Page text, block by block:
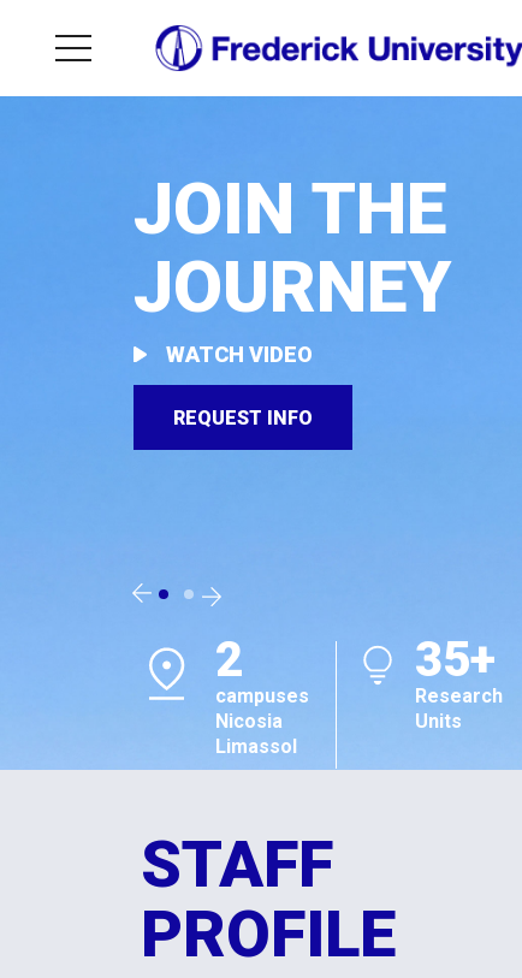
JOIN THE
JOURNEY
WATCH VIDEO
REQUEST INFO
2
campuses
Nicosia
Limassol
35+
Research
Units
STAFF
PROFILE